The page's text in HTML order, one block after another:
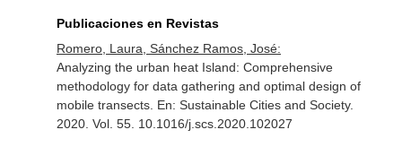
Publicaciones en Revistas
Romero, Laura, Sánchez Ramos, José:
Analyzing the urban heat Island: Comprehensive
methodology for data gathering and optimal design of
mobile transects. En: Sustainable Cities and Society.
2020. Vol. 55. 10.1016/j.scs.2020.102027